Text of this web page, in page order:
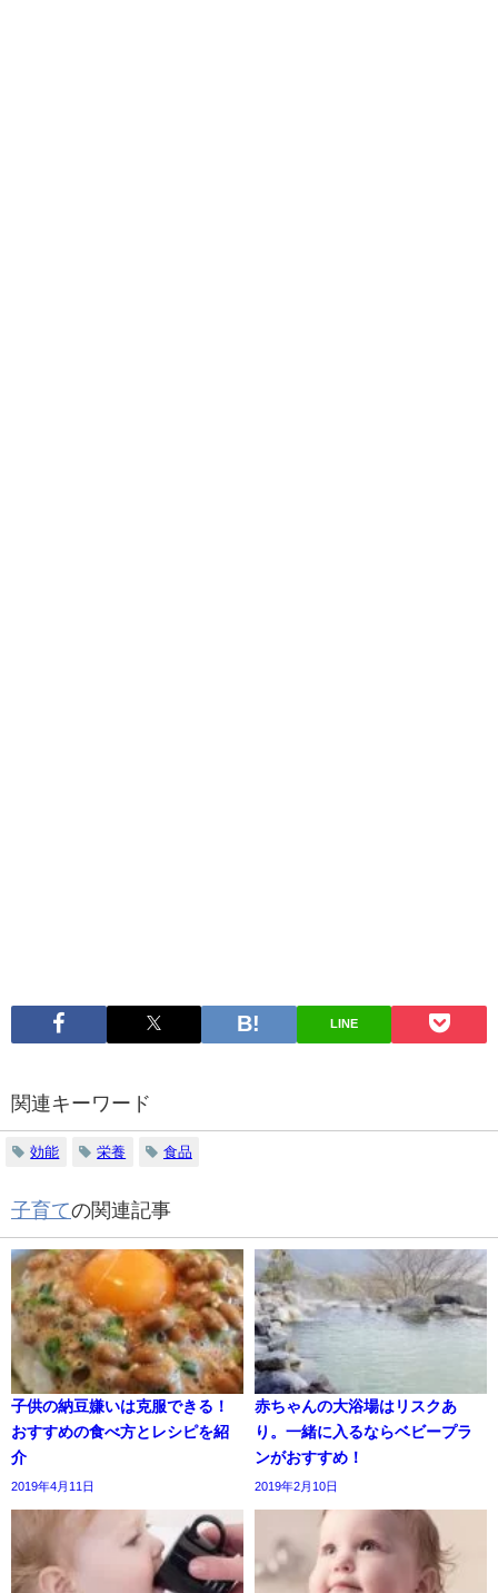
LINE
関連キーワード
効能 栄養 食品
子育ての関連記事
子供の納豆嫌いは克服できる！
おすすめの食べ方とレシピを紹
介
2019年4月11日
赤ちゃんの大浴場はリスクあ
り。一緒に入るならベビープラ
ンがおすすめ！
2019年2月10日